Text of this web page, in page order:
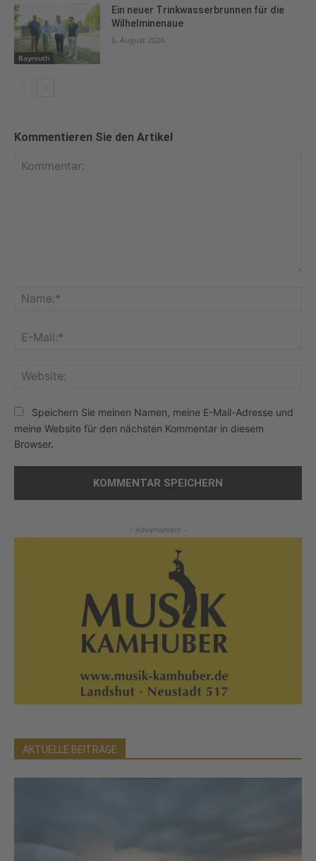
Bayreuth
Ein neuer Trinkwasserbrunnen für die
Wilhelminenaue
6. August 2026
Kommentieren Sie den Artikel
Speichern Sie meinen Namen, meine E-Mail-Adresse und
meine Website für den nächsten Kommentar in diesem
Browser.
- Advertisment -
AKTUELLE BEITRÄGE